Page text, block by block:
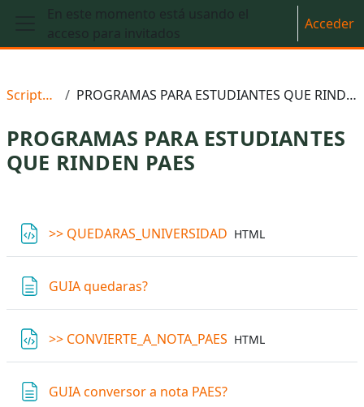
Salta al contenido principal
Panel lateral
En este momento está usando el
acceso para invitados
Acceder
Scriptedu PROGRAMAS PARA ESTUDIANTES QUE RINDEN PAES
PROGRAMAS PARA ESTUDIANTES
QUE RINDEN PAES
>> QUEDARAS_UNIVERSIDAD Archivo
HTML
GUIA quedaras?Página
>> CONVIERTE_A_NOTA_PAES Archivo
HTML
GUIA conversor a nota PAES?Página